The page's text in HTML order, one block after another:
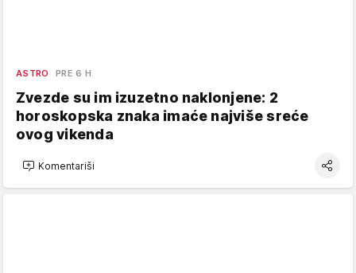
ASTRO PRE 6 H
Zvezde su im izuzetno naklonjene: 2
horoskopska znaka imaće najviše sreće
ovog vikenda
Komentariši